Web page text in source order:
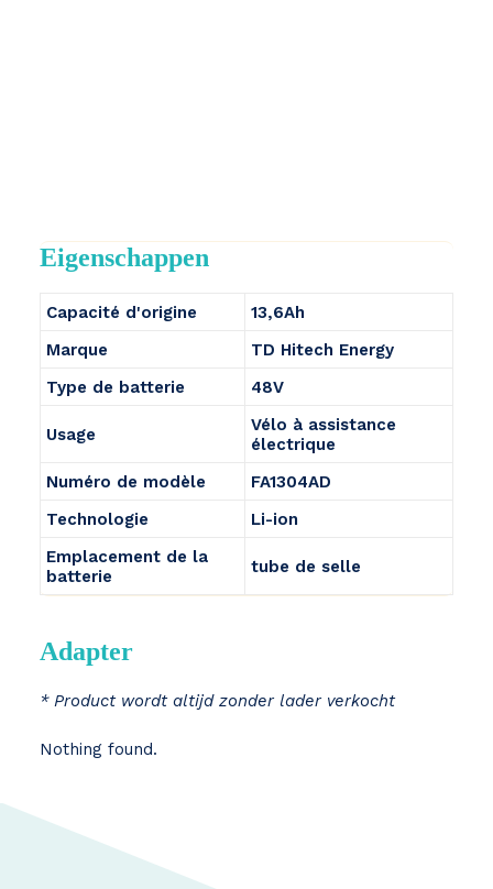
Eigenschappen
Capacité d'origine
13,6Ah
Marque
TD Hitech Energy
Type de batterie
48V
Usage
Vélo à assistance
électrique
Numéro de modèle
FA1304AD
Technologie
Li-ion
Emplacement de la
batterie
tube de selle
Adapter
* Product wordt altijd zonder lader verkocht
Nothing found.